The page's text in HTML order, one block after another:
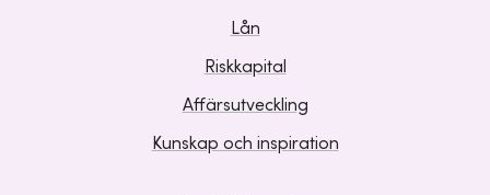
Lån
Riskkapital
Affärsutveckling
Kunskap och inspiration